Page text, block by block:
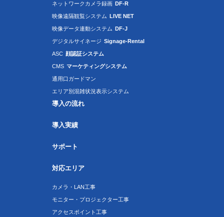
ネットワークカメラ録画 DF-R
映像遠隔観覧システム LIVE NET
映像データ連動システム DF-J
デジタルサイネージ Signage-Rental
ASC 顔認証システム
CMS マーケティングシステム
通用口ガードマン
エリア別混雑状況表示システム
導入の流れ
導入実績
サポート
対応エリア
カメラ・LAN工事
モニター・プロジェクター工事
アクセスポイント工事